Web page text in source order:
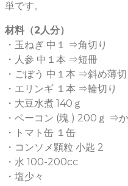
単です。
材料（2人分）
・玉ねぎ 中１ ⇒角切り
・人参 中１本 ⇒短冊
・ごぼう 中１本 ⇒斜め薄切
・エリンギ １本 ⇒輪切り
・大豆水煮 140ｇ
・ベーコン (塊 ) 200ｇ ⇒
・トマト缶 １缶
・コンソメ顆粒 小匙 2
・水 100-200cc
・塩少々